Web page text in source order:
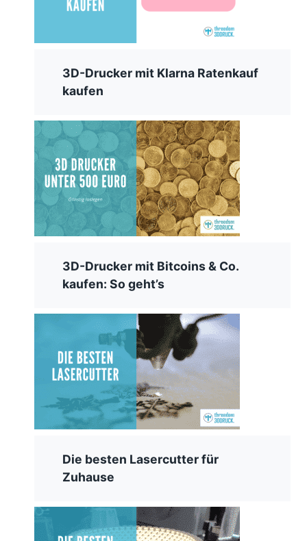
3D-Drucker mit Klarna Ratenkauf
kaufen
3D-Drucker mit Bitcoins & Co.
kaufen: So geht’s
Die besten Lasercutter für
Zuhause